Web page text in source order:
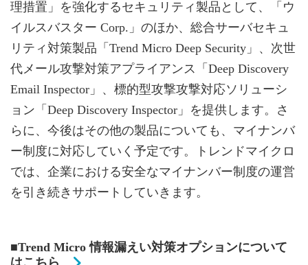
理措置」を強化するセキュリティ製品として、「ウ
イルスバスター Corp.」のほか、総合サーバセキュ
リティ対策製品「Trend Micro Deep Security」、次世
代メール攻撃対策アプライアンス「Deep Discovery
Email Inspector」、標的型攻撃攻撃対応ソリューシ
ョン「Deep Discovery Inspector」を提供します。さ
らに、今後はその他の製品についても、マイナンバ
ー制度に対応していく予定です。トレンドマイクロ
では、企業における安全なマイナンバー制度の運営
を引き続きサポートしていきます。
■Trend Micro 情報漏えい対策オプションについて